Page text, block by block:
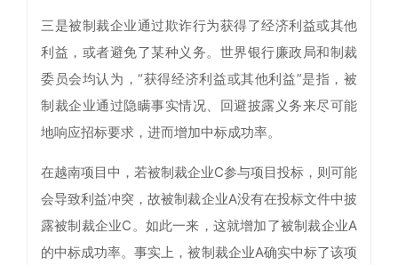
三是被制裁企业通过欺诈行为获得了经济利益或其他
利益，或者避免了某种义务。世界银行廉政局和制裁
委员会均认为，“获得经济利益或其他利益”是指，被
制裁企业通过隐瞒事实情况、回避披露义务来尽可能
地响应招标要求，进而增加中标成功率。
在越南项目中，若被制裁企业C参与项目投标，则可能
会导致利益冲突，故被制裁企业A没有在投标文件中披
露被制裁企业C。如此一来，这就增加了被制裁企业A
的中标成功率。事实上，被制裁企业A确实中标了该项